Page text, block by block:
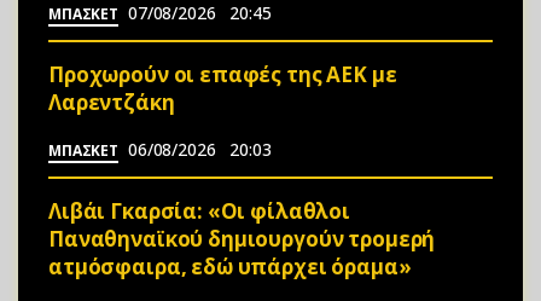
ΜΠΑΣΚΕΤ 07/08/2026 20:45
Προχωρούν οι επαφές της ΑΕΚ με
Λαρεντζάκη
ΜΠΑΣΚΕΤ 06/08/2026 20:03
Λιβάι Γκαρσία: «Οι φίλαθλοι
Παναθηναϊκού δημιουργούν τρομερή
ατμόσφαιρα, εδώ υπάρχει όραμα»